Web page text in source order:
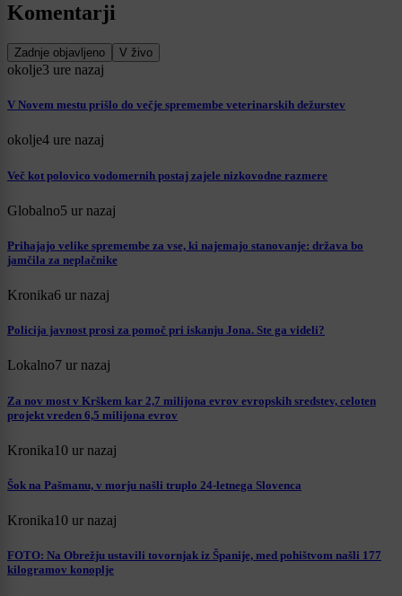
Komentarji
Zadnje objavljeno V živo
okolje3 ure nazaj
V Novem mestu prišlo do večje spremembe veterinarskih dežurstev
okolje4 ure nazaj
Več kot polovico vodomernih postaj zajele nizkovodne razmere
Globalno5 ur nazaj
Prihajajo velike spremembe za vse, ki najemajo stanovanje: država bo
jamčila za neplačnike
Kronika6 ur nazaj
Policija javnost prosi za pomoč pri iskanju Jona. Ste ga videli?
Lokalno7 ur nazaj
Za nov most v Krškem kar 2,7 milijona evrov evropskih sredstev, celoten
projekt vreden 6,5 milijona evrov
Kronika10 ur nazaj
Šok na Pašmanu, v morju našli truplo 24-letnega Slovenca
Kronika10 ur nazaj
FOTO: Na Obrežju ustavili tovornjak iz Španije, med pohištvom našli 177
kilogramov konoplje